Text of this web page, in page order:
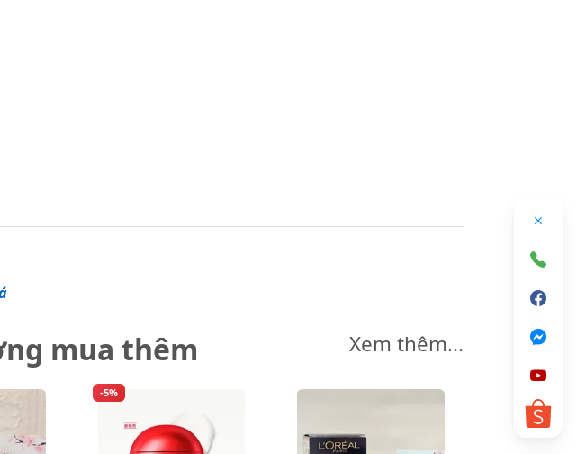
mua thêm Xem thêm...
-5%